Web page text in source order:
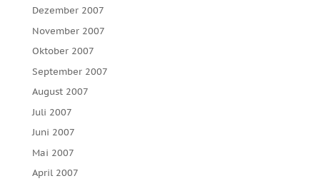
Dezember 2007
November 2007
Oktober 2007
September 2007
August 2007
Juli 2007
Juni 2007
Mai 2007
April 2007